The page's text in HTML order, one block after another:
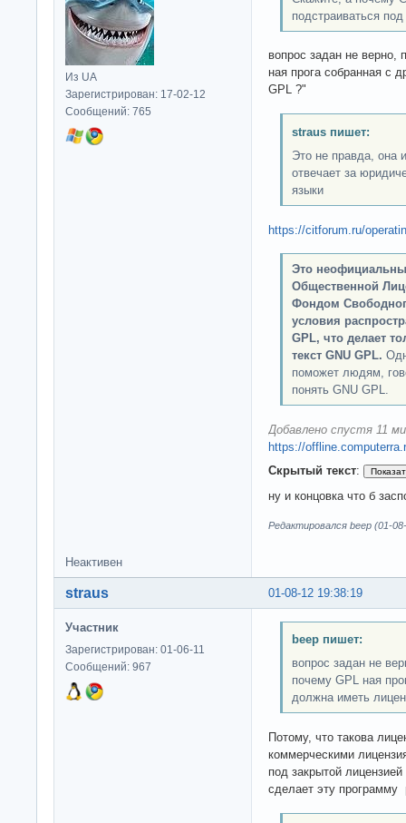
Из UA
Зарегистрирован: 17-02-12
Сообщений: 765
подстраиваться
вопрос задан не верно,
ная прога собранная с
GPL ?"
straus пишет:
Это не правда, она
отвечает за
языки
https://citforum.ru/
Это
Общественной
Фондом
условия
GPL, что делает
текст GNU GPL.
поможет людям,
понять GNU GPL.
Добавлено спустя 11
https://
Скрытый текст:
ну и концовка что б
Редактировался beep (01-
Неактивен
01-08-12 19:38:19
straus
Участник
Зарегистрирован: 01-06-11
Сообщений: 967
beep пишет:
вопрос задан не
почему GPL ная
должна иметь
Потому, что такова
коммерческими
под закрытой
сделает эту программу